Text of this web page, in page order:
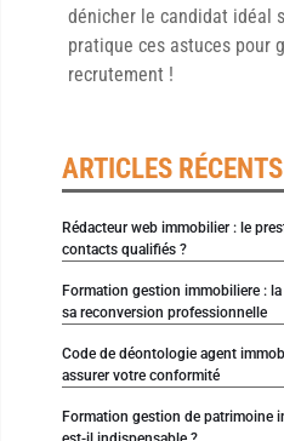
dénicher le candidat idéal
pratique ces astuces pour
recrutement !
ARTICLES RÉCENTS
Rédacteur web immobilier : le
contacts qualifiés ?
Formation gestion immobiliere :
sa reconversion professionnelle
Code de déontologie agent
assurer votre conformité
Formation gestion de patrimoine